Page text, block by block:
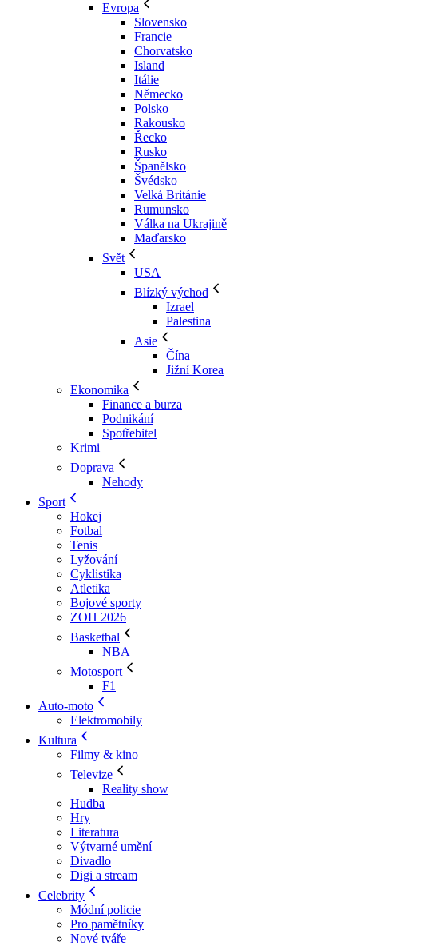
Evropa
Slovensko
Francie
Chorvatsko
Island
Itálie
Německo
Polsko
Rakousko
Řecko
Rusko
Španělsko
Švédsko
Velká Británie
Rumunsko
Válka na Ukrajině
Maďarsko
Svět
USA
Blízký východ
Izrael
Palestina
Asie
Čína
Jižní Korea
Ekonomika
Finance a burza
Podnikání
Spotřebitel
Krimi
Doprava
Nehody
Sport
Hokej
Fotbal
Tenis
Lyžování
Cyklistika
Atletika
Bojové sporty
ZOH 2026
Basketbal
NBA
Motosport
F1
Auto-moto
Elektromobily
Kultura
Filmy & kino
Televize
Reality show
Hudba
Hry
Literatura
Výtvarné umění
Divadlo
Digi a stream
Celebrity
Módní policie
Pro pamětníky
Nové tváře